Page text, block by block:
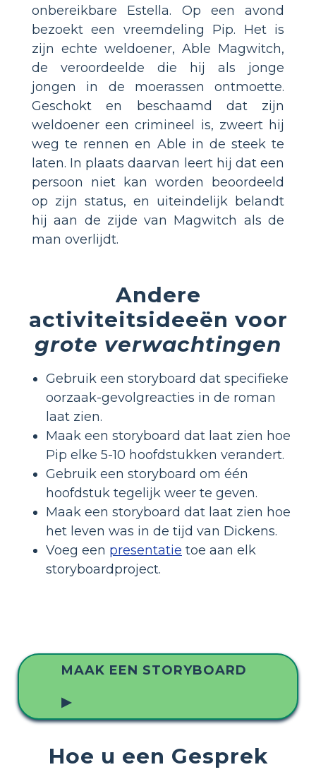
onbereikbare Estella. Op een avond
bezoekt een vreemdeling Pip. Het is
zijn echte weldoener, Able Magwitch,
de veroordeelde die hij als jonge
jongen in de moerassen ontmoette.
Geschokt en beschaamd dat zijn
weldoener een crimineel is, zweert hij
weg te rennen en Able in de steek te
laten. In plaats daarvan leert hij dat een
persoon niet kan worden beoordeeld
op zijn status, en uiteindelijk belandt
hij aan de zijde van Magwitch als de
man overlijdt.
Andere
activiteitsideeën voor
grote verwachtingen
Gebruik een storyboard dat specifieke
oorzaak-gevolgreacties in de roman
laat zien.
Maak een storyboard dat laat zien hoe
Pip elke 5-10 hoofdstukken verandert.
Gebruik een storyboard om één
hoofdstuk tegelijk weer te geven.
Maak een storyboard dat laat zien hoe
het leven was in de tijd van Dickens.
Voeg een presentatie toe aan elk
storyboardproject.
MAAK EEN STORYBOARD
▶
Hoe u een Gesprek